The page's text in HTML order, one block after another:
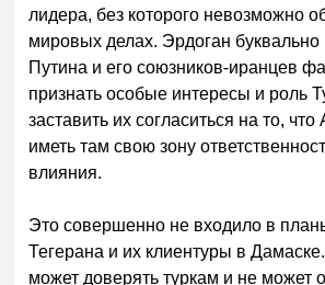
лидера, без которого невозможно
мировых делах. Эрдоган буквально
Путина и его союзников-иранцев
признать особые интересы и роль
заставить их согласиться на то, что
иметь там свою зону
влияния.
Это совершенно не входило в
Тегерана и их клиентуры в
может доверять туркам и не может